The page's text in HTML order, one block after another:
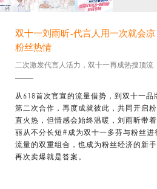
双十一刘雨昕-代言人用一次就会
粉丝热情
二次激发代言人活力，双十一再成热搜顶流
从618首次官宣的流量借势，到双十一
第二次合作，再度成就彼此，共同开启
直火热，但情感会始终温暖，刘雨昕带
丽从不分长短#成为双十一多芬与粉丝
流量的双重组合，也成为粉丝经济的新
再次卖爆就是答案。